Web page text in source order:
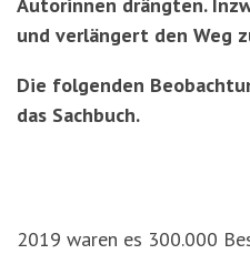
Autorinnen drängten.
und verlängert den Weg
Die folgenden
das Sachbuch.
2019 waren es 300.000